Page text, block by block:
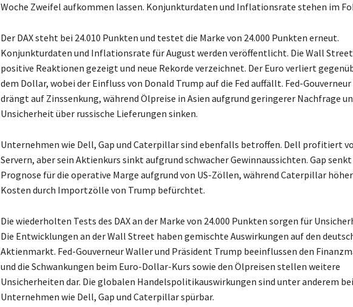
Woche Zweifel aufkommen lassen. Konjunkturdaten und Inflationsrate stehen im
Der DAX steht bei 24.010 Punkten und testet die Marke von 24.000 Punkten erneut.
Konjunkturdaten und Inflationsrate für August werden veröffentlicht. Die Wall
positive Reaktionen gezeigt und neue Rekorde verzeichnet. Der Euro verliert
dem Dollar, wobei der Einfluss von Donald Trump auf die Fed auffällt. Fed-
drängt auf Zinssenkung, während Ölpreise in Asien aufgrund geringerer Nachfrage
Unsicherheit über russische Lieferungen sinken.
Unternehmen wie Dell, Gap und Caterpillar sind ebenfalls betroffen. Dell profitiert
Servern, aber sein Aktienkurs sinkt aufgrund schwacher Gewinnaussichten. Gap senkt
Prognose für die operative Marge aufgrund von US-Zöllen, während Caterpillar
Kosten durch Importzölle von Trump befürchtet.
Die wiederholten Tests des DAX an der Marke von 24.000 Punkten sorgen für
Die Entwicklungen an der Wall Street haben gemischte Auswirkungen auf den
Aktienmarkt. Fed-Gouverneur Waller und Präsident Trump beeinflussen den
und die Schwankungen beim Euro-Dollar-Kurs sowie den Ölpreisen stellen weitere
Unsicherheiten dar. Die globalen Handelspolitikauswirkungen sind unter anderem bei
Unternehmen wie Dell, Gap und Caterpillar spürbar.